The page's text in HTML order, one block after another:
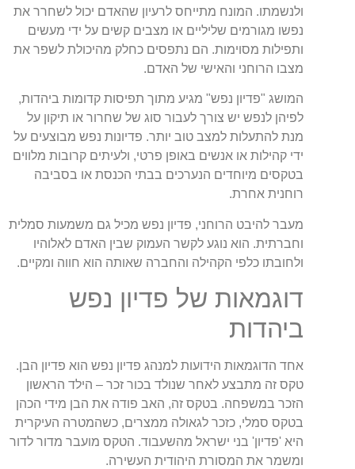
ולנשמתו. המונח מתייחס לרעיון שהאדם יכול לשחרר את
נפשו מגורמים שליליים או מצבים קשים על ידי מעשים
ותפילות מסוימות. הם נתפסים כחלק מהיכולת לשפר את
מצבו הרוחני והאישי של האדם.
המושג "פדיון נפש" מגיע מתוך תפיסות קדומות ביהדות,
לפיהן לנפש יש צורך לעבור סוג של שחרור או תיקון על
מנת להתעלות למצב טוב יותר. פדיונות נפש מבוצעים על
ידי קהילות או אנשים באופן פרטי, ולעיתים קרובות מלווים
בטקסים מיוחדים הנערכים בבתי הכנסת או בסביבה
רוחנית אחרת.
מעבר להיבט הרוחני, פדיון נפש מכיל גם משמעות סמלית
וחברתית. הוא נוגע לקשר העמוק שבין האדם לאלוהיו
ולחובתו כלפי הקהילה והחברה שאותה הוא חווה ומקיים.
דוגמאות של פדיון נפש
ביהדות
אחד הדוגמאות הידועות למנהג פדיון נפש הוא פדיון הבן.
טקס זה מתבצע לאחר שנולד בכור זכר – הילד הראשון
הזכר במשפחה. בטקס זה, האב פודה את הבן מידי הכהן
בטקס סמלי, כזכר לגאולה ממצרים, כשהמטרה העיקרית
היא 'פדיון' בני ישראל מהשעבוד. הטקס מועבר מדור לדור
ומשמר את המסורת היהודית העשירה.